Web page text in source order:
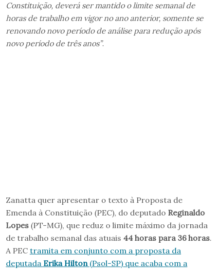
Constituição, deverá ser mantido o limite semanal de
horas de trabalho em vigor no ano anterior, somente se
renovando novo período de análise para redução após
novo período de três anos”.
Zanatta quer apresentar o texto à Proposta de
Emenda à Constituição (PEC), do deputado Reginaldo
Lopes (PT-MG), que reduz o limite máximo da jornada
de trabalho semanal das atuais 44 horas para 36 horas.
A PEC tramita em conjunto com a proposta da
deputada Erika Hilton(Psol-SP) que acaba com a